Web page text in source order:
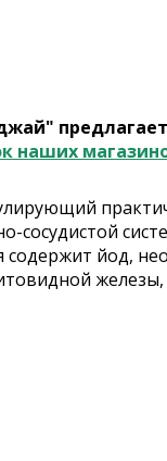
наших
сосудистой
содержит йод,